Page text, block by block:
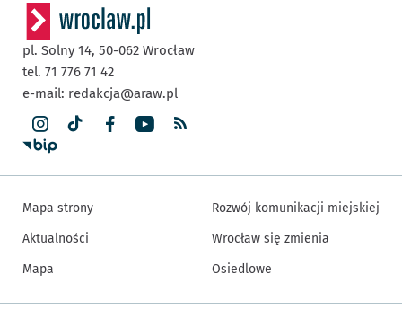
pl. Solny 14, 50-062 Wrocław
tel. 71 776 71 42
e-mail: redakcja@araw.pl
Mapa strony
Aktualności
Mapa
Rozwój komunikacji miejskiej
Wrocław się zmienia
Osiedlowe